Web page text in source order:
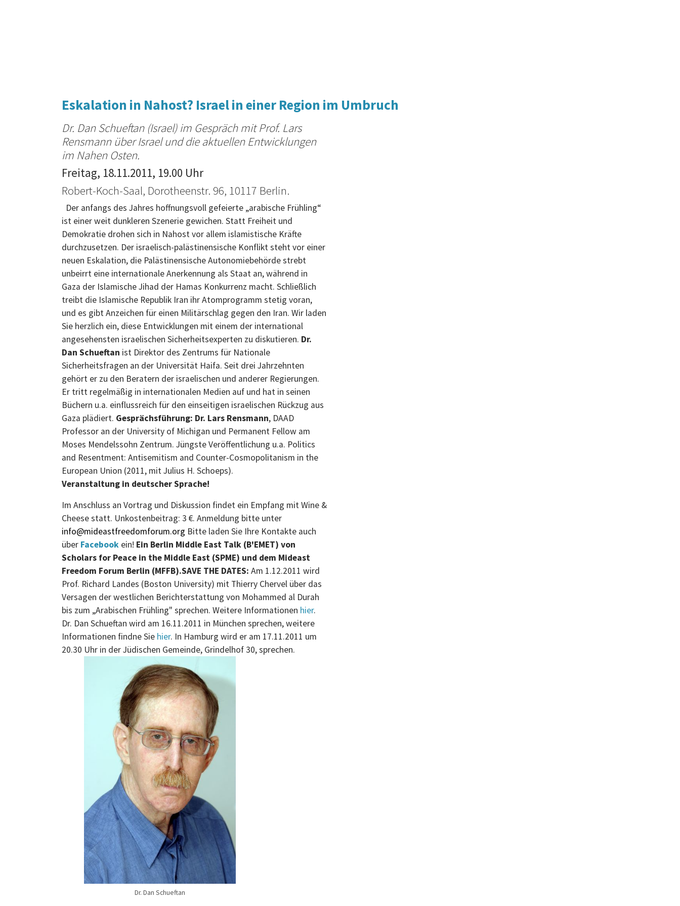
Eskalation in Nahost? Israel in einer Region im Umbruch
Dr. Dan Schueftan
Dr. Dan Schueftan (Israel) im Gespräch mit Prof. Lars
Rensmann über Israel und die aktuellen Entwicklungen
im Nahen Osten.
Freitag, 18.11.2011, 19.00 Uhr
Robert-Koch-Saal, Dorotheenstr. 96, 10117 Berlin.
Der anfangs des Jahres hoffnungsvoll gefeierte „arabische Frühling“
ist einer weit dunkleren Szenerie gewichen. Statt Freiheit und
Demokratie drohen sich in Nahost vor allem islamistische Kräfte
durchzusetzen. Der israelisch-palästinensische Konflikt steht vor einer
neuen Eskalation, die Palästinensische Autonomiebehörde strebt
unbeirrt eine internationale Anerkennung als Staat an, während in
Gaza der Islamische Jihad der Hamas Konkurrenz macht. Schließlich
treibt die Islamische Republik Iran ihr Atomprogramm stetig voran,
und es gibt Anzeichen für einen Militärschlag gegen den Iran. Wir laden
Sie herzlich ein, diese Entwicklungen mit einem der international
angesehensten israelischen Sicherheitsexperten zu diskutieren. Dr.
Dan Schueftan ist Direktor des Zentrums für Nationale
Sicherheitsfragen an der Universität Haifa. Seit drei Jahrzehnten
gehört er zu den Beratern der israelischen und anderer Regierungen.
Er tritt regelmäßig in internationalen Medien auf und hat in seinen
Büchern u.a. einflussreich für den einseitigen israelischen Rückzug aus
Gaza plädiert. Gesprächsführung: Dr. Lars Rensmann, DAAD
Professor an der University of Michigan und Permanent Fellow am
Moses Mendelssohn Zentrum. Jüngste Veröffentlichung u.a. Politics
and Resentment: Antisemitism and Counter-Cosmopolitanism in the
European Union (2011, mit Julius H. Schoeps).
Veranstaltung in deutscher Sprache!
Im Anschluss an Vortrag und Diskussion findet ein Empfang mit Wine &
Cheese statt. Unkostenbeitrag: 3 €. Anmeldung bitte unter
info@mideastfreedomforum.org Bitte laden Sie Ihre Kontakte auch
über Facebook ein! Ein Berlin Middle East Talk (B'EMET) von
Scholars for Peace in the Middle East (SPME) und dem Mideast
Freedom Forum Berlin (MFFB).SAVE THE DATES: Am 1.12.2011 wird
Prof. Richard Landes (Boston University) mit Thierry Chervel über das
Versagen der westlichen Berichterstattung von Mohammed al Durah
bis zum „Arabischen Frühling" sprechen. Weitere Informationen hier.
Dr. Dan Schueftan wird am 16.11.2011 in München sprechen, weitere
Informationen findne Sie hier. In Hamburg wird er am 17.11.2011 um
20.30 Uhr in der Jüdischen Gemeinde, Grindelhof 30, sprechen.